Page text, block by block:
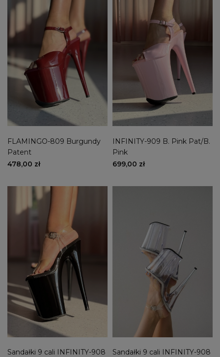
FLAMINGO-809 Burgundy
Patent
478,00 zł
INFINITY-909 B. Pink Pat/B.
Pink
699,00 zł
Sandałki 9 cali INFINITY-908
Sandałki 9 cali INFINITY-908